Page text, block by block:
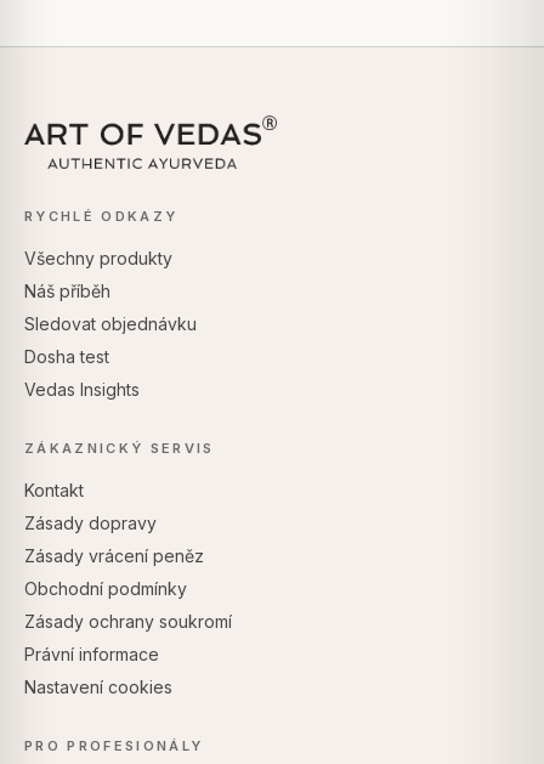
RYCHLÉ ODKAZY
Všechny produkty
Náš příběh
Sledovat objednávku
Dosha test
Vedas Insights
ZÁKAZNICKÝ SERVIS
Kontakt
Zásady dopravy
Zásady vrácení peněz
Obchodní podmínky
Zásady ochrany soukromí
Právní informace
Nastavení cookies
PRO PROFESIONÁLY